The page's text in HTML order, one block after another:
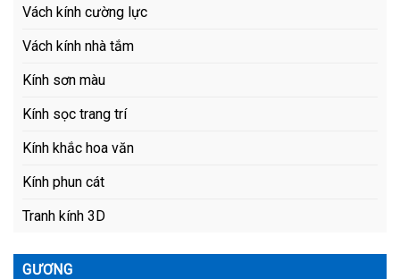
Vách kính cường lực
Vách kính nhà tắm
Kính sơn màu
Kính sọc trang trí
Kính khắc hoa văn
Kính phun cát
Tranh kính 3D
GƯƠNG